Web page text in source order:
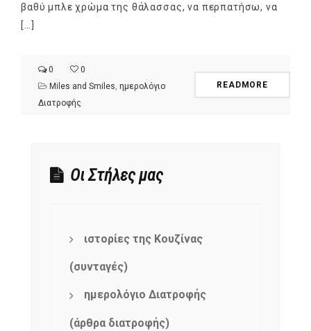
βαθύ μπλε χρώμα της θάλασσας, να περπατήσω, να
[…]
0
0
Miles and Smiles ημερολόγιο
Διατροφής
READMORE
Οι Στήλες μας
ιστορίες της Κουζίνας
(συνταγές)
ημερολόγιο Διατροφής
(άρθρα διατροφής)